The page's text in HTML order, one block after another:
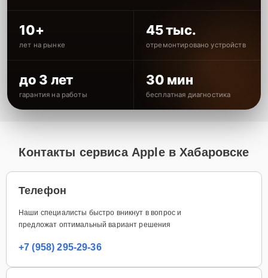
10+
лет на рынке
45 тыс.
отремонтировано устройств
до 3 лет
гарантия на работы
30 мин
бесплатная диагностика
Контакты сервиса Apple в Хабаровске
Телефон
Наши специалисты быстро вникнут в вопрос и
предложат оптимальный вариант решения
+7 (958) 295-29-36